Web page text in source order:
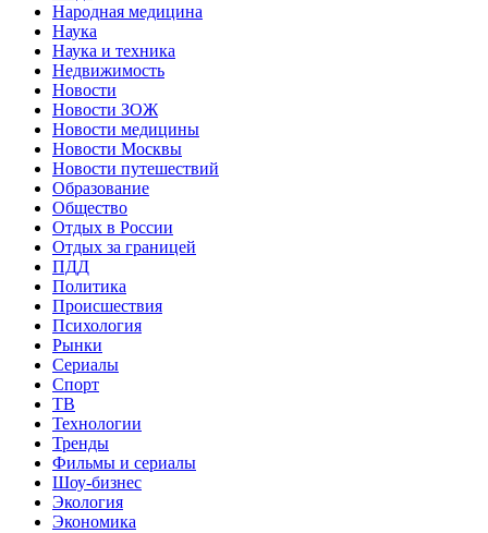
Народная медицина
Наука
Наука и техника
Недвижимость
Новости
Новости ЗОЖ
Новости медицины
Новости Москвы
Новости путешествий
Образование
Общество
Отдых в России
Отдых за границей
ПДД
Политика
Происшествия
Психология
Рынки
Сериалы
Спорт
ТВ
Технологии
Тренды
Фильмы и сериалы
Шоу-бизнес
Экология
Экономика